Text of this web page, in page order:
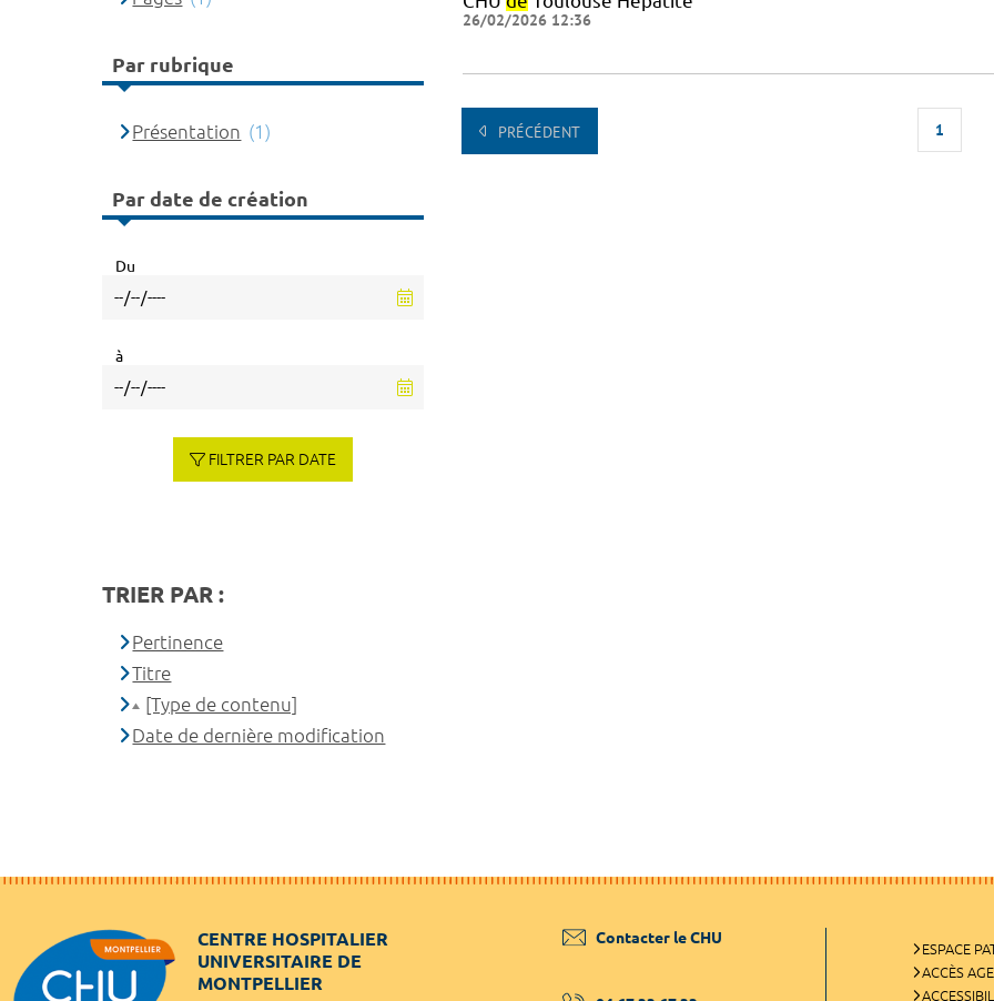
26/02/2026 12:36
PRÉCÉDENT 1
Par rubrique
Présentation (1)
Par date de création
Du
à
FILTRER PAR DATE
TRIER PAR :
Pertinence
Titre
[Type de contenu]
Date de dernière modification
CENTRE HOSPITALIER
UNIVERSITAIRE DE
MONTPELLIER
Contacter le CHU
ESPACE
ACCÈS